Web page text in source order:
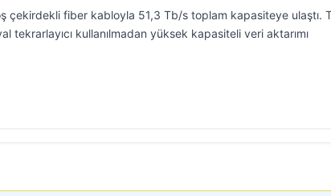
çekirdekli fiber kabloyla 51,3 Tb/s toplam kapasiteye ulaştı.
tekrarlayıcı kullanılmadan yüksek kapasiteli veri aktarımı